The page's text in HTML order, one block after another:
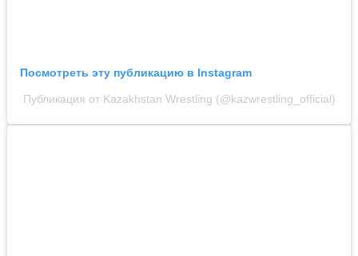
Посмотреть эту публикацию в Instagram
Публикация от Kazakhstan Wrestling (@kazwrestling_official)